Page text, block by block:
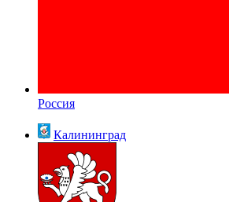
Россия
Калининград